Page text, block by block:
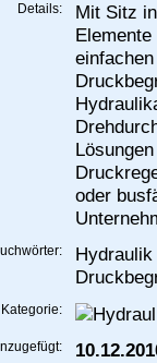
Details:
Mit Sitz
oder
Kategorie: